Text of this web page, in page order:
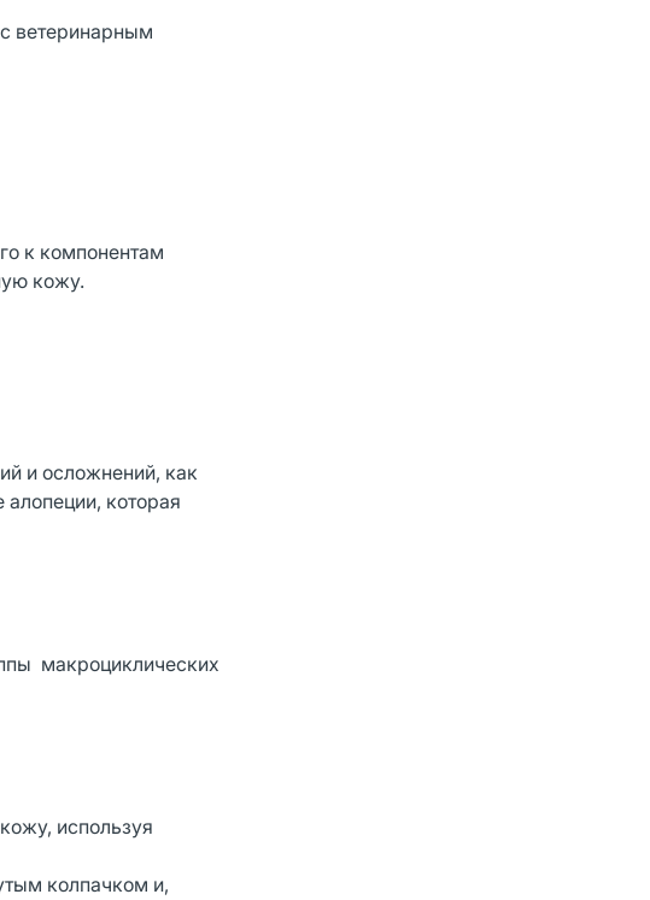
ветеринарным
к компонентам
кожу.
и осложнений, как
которая
макроциклических
используя
колпачком и,